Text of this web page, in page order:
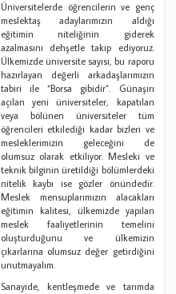
Üniversitelerde öğrencilerin ve genç
meslektaş adaylarımızın aldığı
eğitimin niteliğinin giderek
azalmasını dehşetle takip ediyoruz.
Ülkemizde üniversite sayısı, bu raporu
hazırlayan değerli arkadaşlarımızın
tabiri ile “Borsa gibidir”. Günaşırı
açılan yeni üniversiteler, kapatılan
veya bölünen üniversiteler tüm
öğrencileri etkilediği kadar bizleri ve
mesleklerimizin geleceğini de
olumsuz olarak etkiliyor. Mesleki ve
teknik bilginin üretildiği bölümlerdeki
nitelik kaybı ise gözler önündedir.
Meslek mensuplarımızın alacakları
eğitimin kalitesi, ülkemizde yapılan
meslek faaliyetlerinin temelini
oluşturduğunu ve ülkemizin
çıkarlarına olumsuz değer getirdiğini
unutmayalım.
Sanayide, kentleşmede ve tarımda